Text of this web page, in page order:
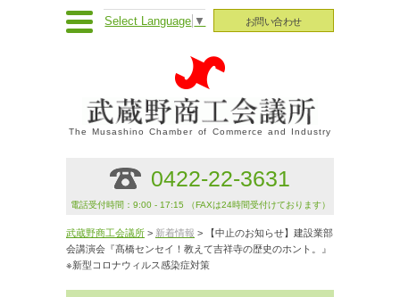
お問い合わせ
Select Language ▼
The Musashino Chamber of Commerce and Industry
0422-22-3631
電話受付時間：9:00 - 17:15 （FAXは24時間受付けております）
武蔵野商工会議所 > 新着情報 > 【中止のお知らせ】建設業部
会講演会『髙橋センセイ！教えて吉祥寺の歴史のホント。』
※新型コロナウィルス感染症対策